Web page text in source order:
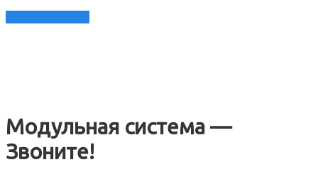
Модульная система —
Звоните!